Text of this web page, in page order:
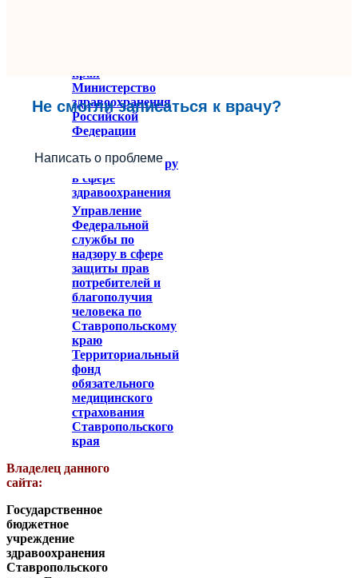
Не смогли записаться к врачу?
Написать о проблеме
края
Министерство
здравоохранения
Российской
Федерации
Федеральное
служба по надзору
в сфере
здравоохранения
Управление
Федеральной
службы по
надзору в сфере
защиты прав
потребителей и
благополучия
человека по
Ставропольскому
краю
Территориальный
фонд
обязательного
медицинского
страхования
Ставропольского
края
Владелец данного
сайта:
Государственное
бюджетное
учреждение
здравоохранения
Ставропольского